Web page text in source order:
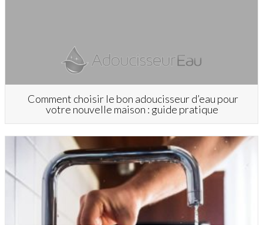
Comment choisir le bon adoucisseur d’eau pour
votre nouvelle maison : guide pratique